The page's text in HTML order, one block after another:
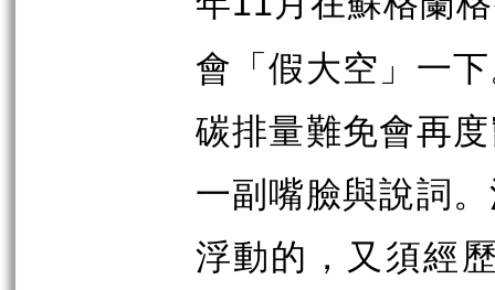
會「假大空」一
碳排量難免會再
一副嘴臉與說詞
浮動的，又須經